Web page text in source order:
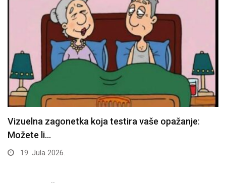
Vizuelna zagonetka koja testira vaše opažanje:
Možete li…
19. Jula 2026.